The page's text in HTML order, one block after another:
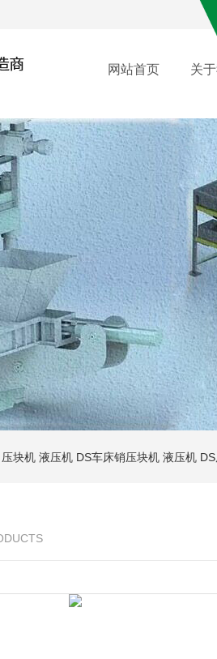
网站首页 关
块机 液压机 DS车床销压块机 液压机 DS